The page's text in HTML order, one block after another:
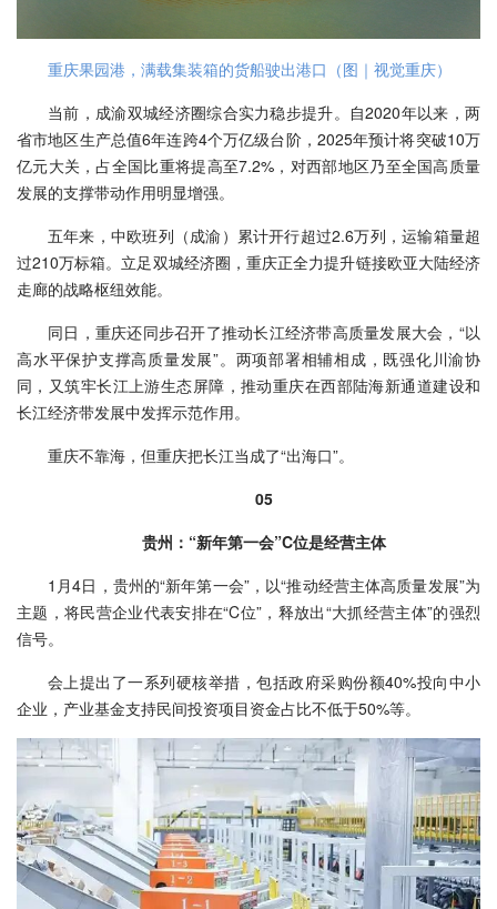
重庆果园港，满载集装箱的货船驶出港口（图｜视觉重庆）
当前，成渝双城经济圈综合实力稳步提升。自2020年以来，两
省市地区生产总值6年连跨4个万亿级台阶，2025年预计将突破10万
亿元大关，占全国比重将提高至7.2%，对西部地区乃至全国高质量
发展的支撑带动作用明显增强。
五年来，中欧班列（成渝）累计开行超过2.6万列，运输箱量超
过210万标箱。立足双城经济圈，重庆正全力提升链接欧亚大陆经济
走廊的战略枢纽效能。
同日，重庆还同步召开了推动长江经济带高质量发展大会，“以
高水平保护支撑高质量发展”。两项部署相辅相成，既强化川渝协
同，又筑牢长江上游生态屏障，推动重庆在西部陆海新通道建设和
长江经济带发展中发挥示范作用。
重庆不靠海，但重庆把长江当成了“出海口”。
05
贵州：“新年第一会”C位是经营主体
1月4日，贵州的“新年第一会”，以“推动经营主体高质量发展”为
主题，将民营企业代表安排在“C位”，释放出“大抓经营主体”的强烈
信号。
会上提出了一系列硬核举措，包括政府采购份额40%投向中小
企业，产业基金支持民间投资项目资金占比不低于50%等。